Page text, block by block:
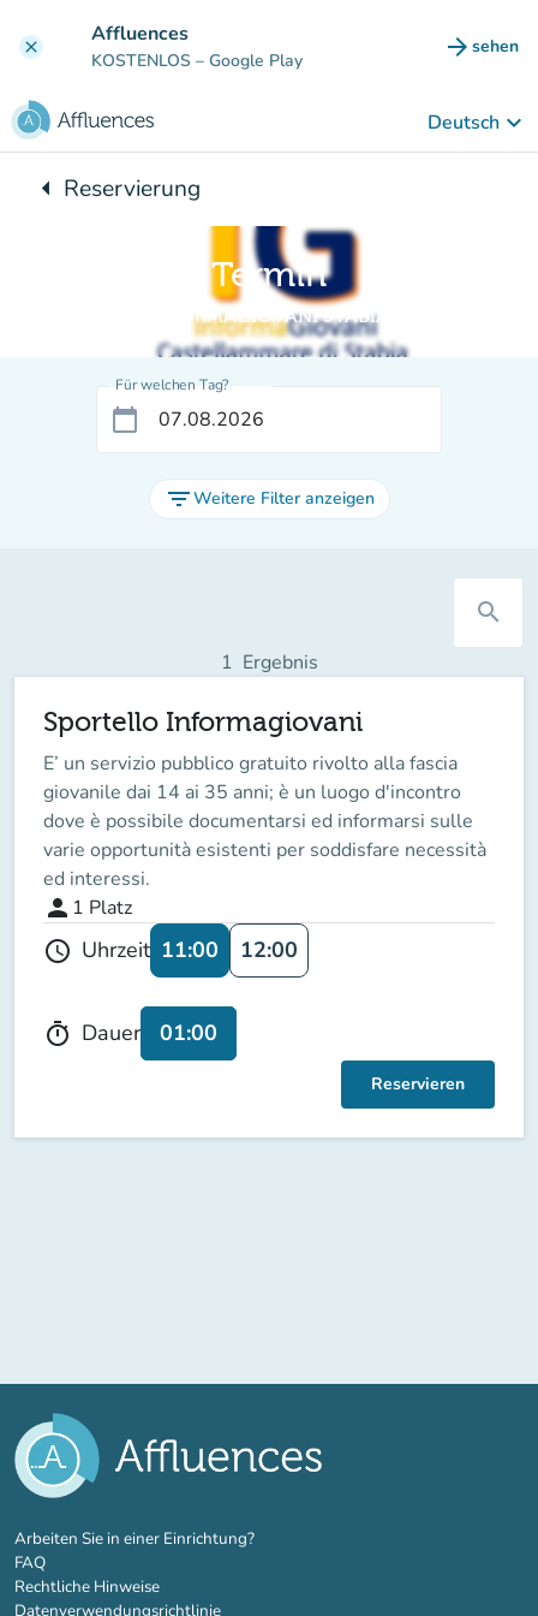
clear Affluences
KOSTENLOS – Google Play arrow_forward sehen
(new
Deutsch keyboard_arrow_down
arrow_leftZurück zu:
Reservierung
Termin
INFORMAGIOVANI STABIA
Für welchen Tag?
calendar_today
filter_listWeitere Filter anzeigen
search
1 Ergebnis
Sportello Informagiovani
E’ un servizio pubblico gratuito rivolto alla fascia
giovanile dai 14 ai 35 anni; è un luogo d'incontro
dove è possibile documentarsi ed informarsi sulle
varie opportunità esistenti per soddisfare necessità
ed interessi.
person 1 Platz
schedule Uhrzeit 11:00 12:00
timer Dauer 01:00
Reservieren
Arbeiten Sie in einer Einrichtung?(new tab)
FAQ
Rechtliche Hinweise
Datenverwendungsrichtlinie